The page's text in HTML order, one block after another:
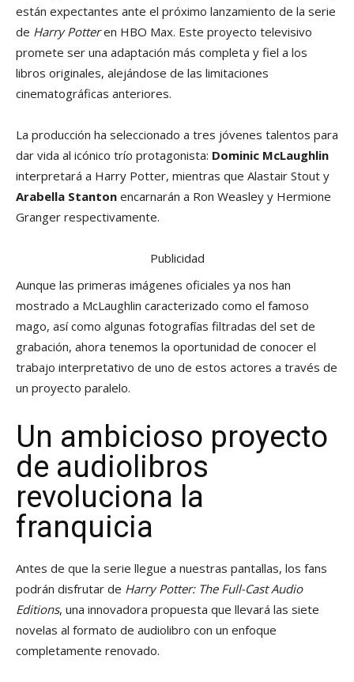
están expectantes ante el próximo lanzamiento de la serie
de Harry Potteren HBO Max. Este proyecto televisivo
promete ser una adaptación más completa y fiel a los
libros originales, alejándose de las limitaciones
cinematográficas anteriores.
La producción ha seleccionado a tres jóvenes talentos para
dar vida al icónico trío protagonista: Dominic McLaughlin
interpretará a Harry Potter, mientras que Alastair Stout y
Arabella Stanton encarnarán a Ron Weasley y Hermione
Granger respectivamente.
Publicidad
Aunque las primeras imágenes oficiales ya nos han
mostrado a McLaughlin caracterizado como el famoso
mago, así como algunas fotografías filtradas del set de
grabación, ahora tenemos la oportunidad de conocer el
trabajo interpretativo de uno de estos actores a través de
un proyecto paralelo.
Un ambicioso proyecto
de audiolibros
revoluciona la
franquicia
Antes de que la serie llegue a nuestras pantallas, los fans
podrán disfrutar de Harry Potter: The Full-Cast Audio
Editions, una innovadora propuesta que llevará las siete
novelas al formato de audiolibro con un enfoque
completamente renovado.